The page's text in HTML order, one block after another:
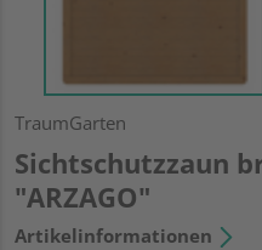
TraumGarten
Sichtschutzzaun
"ARZAGO"
Artikelinformationen